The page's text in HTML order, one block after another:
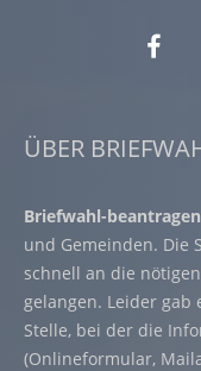
ÜBER
Briefwahl-
und Gemeinden. Die
schnell an die
gelangen. Leider gab
Stelle, bei der die
(Onlineformular,